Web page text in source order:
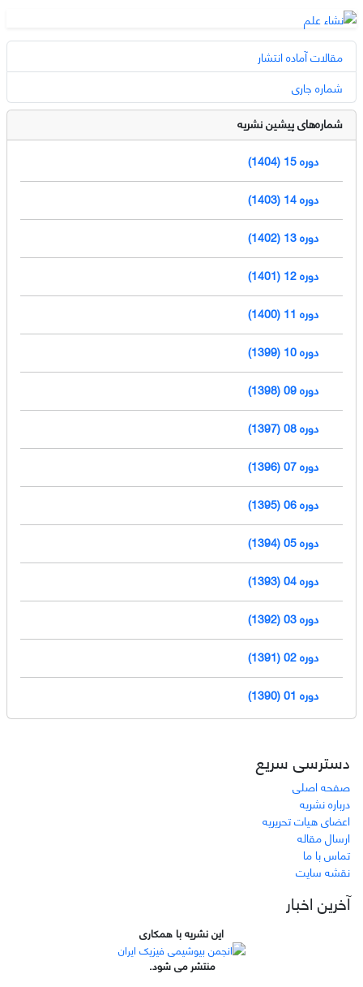
مقالات آماده انتشار
شماره جاری
شماره‌های پیشین نشریه
دوره 15 (1404)
دوره 14 (1403)
دوره 13 (1402)
دوره 12 (1401)
دوره 11 (1400)
دوره 10 (1399)
دوره 09 (1398)
دوره 08 (1397)
دوره 07 (1396)
دوره 06 (1395)
دوره 05 (1394)
دوره 04 (1393)
دوره 03 (1392)
دوره 02 (1391)
دوره 01 (1390)
دسترسی سریع
صفحه اصلی
درباره نشریه
اعضای هیات تحریریه
ارسال مقاله
تماس با ما
نقشه سایت
آخرین اخبار
این نشریه با همکاری
منتشر می شود.